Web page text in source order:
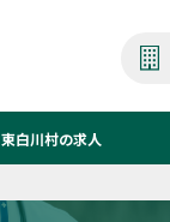
白川村の求人